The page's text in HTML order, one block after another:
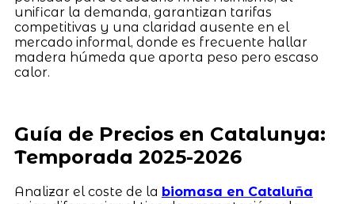
unificar la demanda, garantizan tarifas
competitivas y una claridad ausente en el
mercado informal, donde es frecuente hallar
madera húmeda que aporta peso pero escaso
calor.
Guía de Precios en Catalunya:
Temporada 2025-2026
Analizar el coste de la biomasa en Cataluña